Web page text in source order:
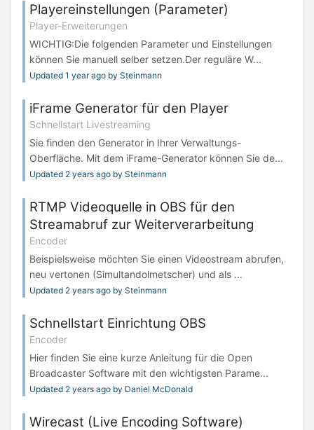
Playereinstellungen (Parameter)
Player-Erweiterungen
WICHTIG:Die folgenden Parameter und Einstellungen
können Sie manuell selber setzen.Der reguläre W...
Updated 1 year ago by Steinmann
iFrame Generator für den Player
Schnellstart Livestreaming
Sie finden den Generator in Ihrer Verwaltungs-
Oberfläche. Mit dem iFrame-Generator können Sie de...
Updated 2 years ago by Steinmann
RTMP Videoquelle in OBS für den
Streamabruf zur Weiterverarbeitung
Encoder
Beispielsweise möchten Sie einen Videostream abrufen,
neu vertonen (Simultandolmetscher) und als ...
Updated 2 years ago by Steinmann
Schnellstart Einrichtung OBS
Encoder
Hier finden Sie eine kurze Anleitung für die Open
Broadcaster Software mit den wichtigsten Parame...
Updated 2 years ago by Daniel McDonald
Wirecast (Live Encoding Software)